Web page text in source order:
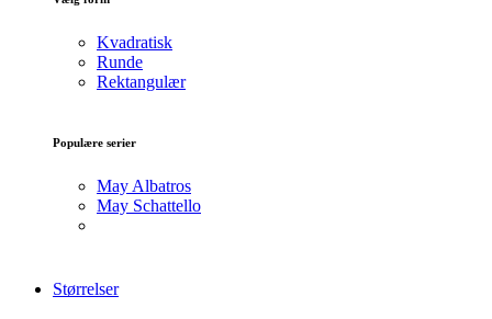
Kvadratisk
Runde
Rektangulær
Populære serier
May Albatros
May Schattello
Størrelser